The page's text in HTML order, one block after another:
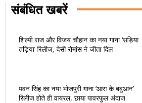
संबंधित खबरें
शिल्पी राज और विजय चौहान का नया गाना ‘सड़िया
तड़िया’ रिलीज, देसी रोमांस ने जीता दिल
पवन सिंह का नया भोजपुरी गाना ‘आरा के बबुआन’
रिलीज होते ही वायरल, छाया पावरफुल अंदाज